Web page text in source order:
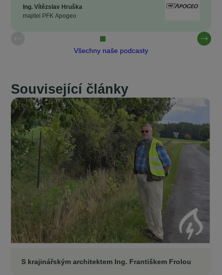
Ing. Vítězslav Hruška
majitel PFK Apogeo
Všechny naše podcasty
Související články
S krajinářským architektem Ing. Františkem Frolou